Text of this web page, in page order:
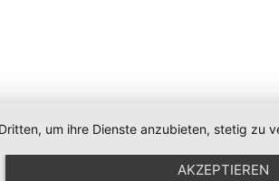
um ihre Dienste anzubieten, stetig
AKZEPTIEREN